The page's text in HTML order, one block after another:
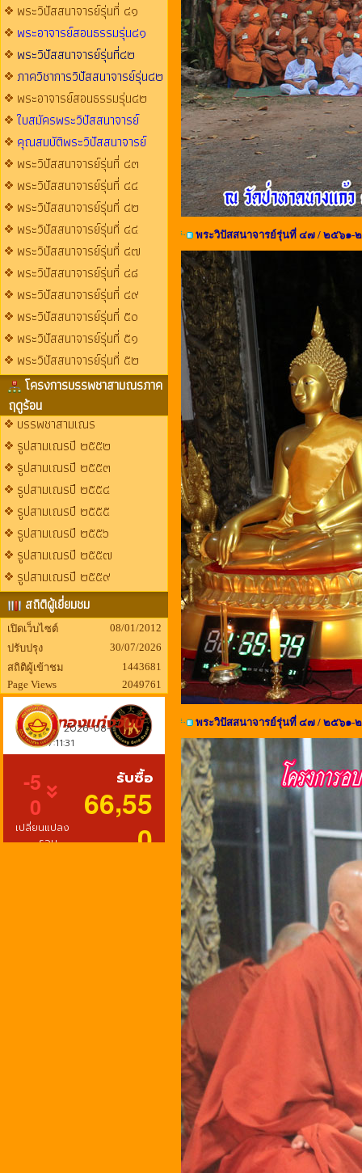
พระวิปัสสนาจารย์รุ่นที่ ๔๑
พระอาจารย์สอนธรรมรุ่น๔๑
พระวิปัสสนาจารย์รุ่นที่๔๒
ภาควิชาการวิปัสสนาจารย์รุ่น๔๒
พระอาจารย์สอนธรรมรุ่น๔๒
ใบสมัครพระวิปัสสนาจารย์
คุณสมบัติพระวิปัสสนาจารย์
พระวิปัสสนาจารย์รุ่นที่ ๔๓
พระวิปัสสนาจารย์รุ่นที่ ๔๔
พระวิปัสสนาจารย์รุ่นที่ ๔๒
พระวิปัสสนาจารย์รุ่นที่ ๔๔
พระวิปัสสนาจารย์รุ่นที่ ๔๗
พระวิปัสสนาจารย์รุ่นที่ ๔๘
พระวิปัสสนาจารย์รุ่นที่ ๔๙
พระวิปัสสนาจารย์รุ่นที่ ๕๐
พระวิปัสสนาจารย์รุ่นที่ ๕๑
พระวิปัสสนาจารย์รุ่นที่ ๕๒
โครงการบรรพชาสามณรภาค
ฤดูร้อน
บรรพชาสามเณร
รูปสามเณรปี ๒๕๕๒
รูปสามเณรปี ๒๕๕๓
รูปสามเณรปี ๒๕๕๔
รูปสามเณรปี ๒๕๕๕
รูปสามเณรปี ๒๕๕๖
รูปสามเณรปี ๒๕๕๗
รูปสามเณรปี ๒๕๕๙
สถิติผู้เยี่ยมชม
เปิดเว็บไซต์
08/01/2012
ปรับปรุง
30/07/2026
สถิติผู้เข้าชม
1443681
Page Views
2049761
พระวิปัสสนาจารย์รุ่นที่ ๔๗ / ๒๕๖๑-
พระวิปัสสนาจารย์รุ่นที่ ๔๗ / ๒๕๖๑-